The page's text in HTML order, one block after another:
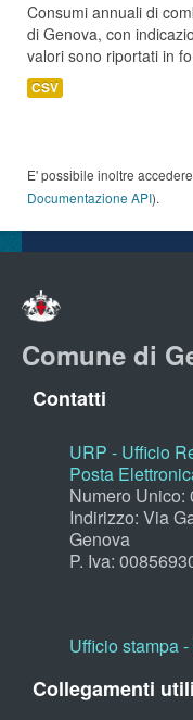
Consumi annuali di
di Genova, con
valori sono riportati in
CSV
E' possibile inoltre
Documentazione API).
Comune di
Contatti
URP - Ufficio
Posta
Numero Unico:
Indirizzo: Via
Genova
P. Iva:
Ufficio stampa
Collegamenti utili